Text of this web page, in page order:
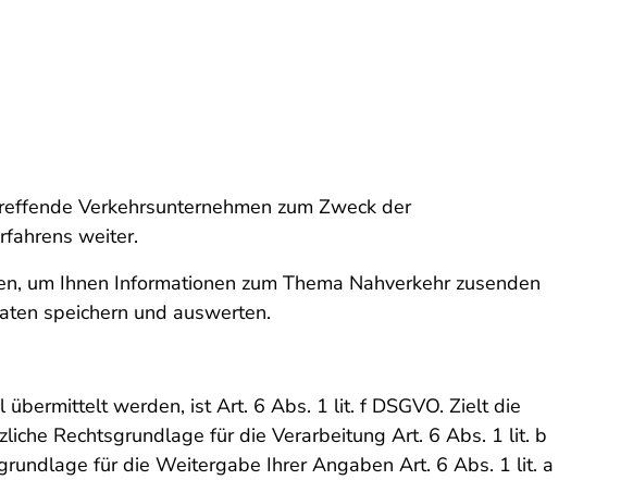
Verkehrsunternehmen zum Zweck der
weiter.
um Ihnen Informationen zum Thema Nahverkehr zusenden
speichern und auswerten.
werden, ist Art. 6 Abs. 1 lit. f DSGVO. Zielt die
Rechtsgrundlage für die Verarbeitung Art. 6 Abs. 1 lit. b
für die Weitergabe Ihrer Angaben Art. 6 Abs. 1 lit. a